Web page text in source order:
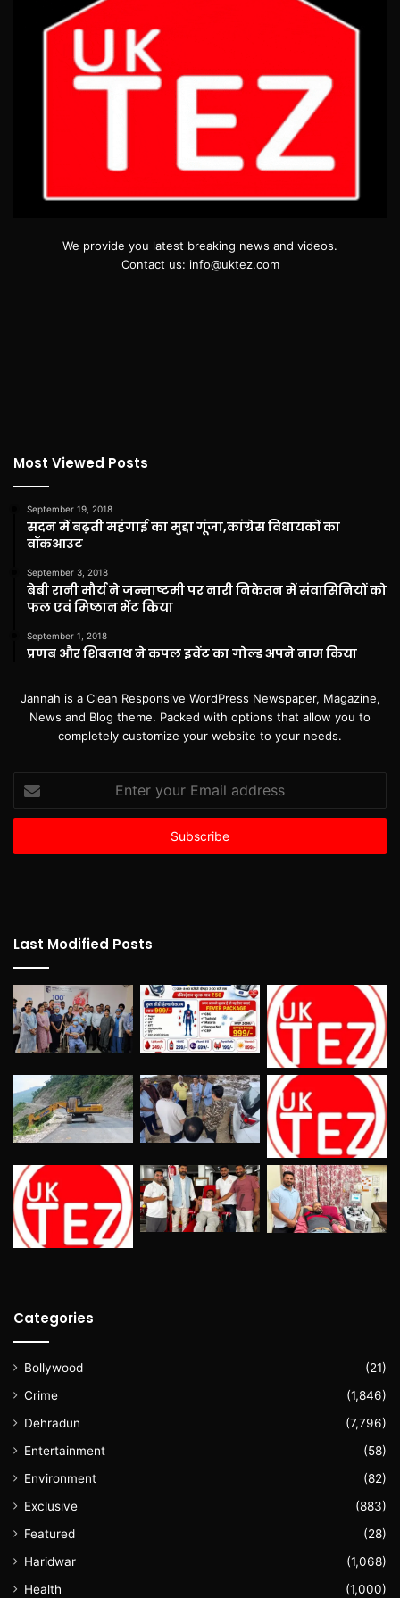
We provide you latest breaking news and videos.
Contact us: info@uktez.com
Most Viewed Posts
September 19, 2018
सदन में बढ़ती महंगाई का मुद्दा गूंजा,कांग्रेस विधायकों का
वॉकआउट
September 3, 2018
बेबी रानी मौर्य ने जन्माष्टमी पर नारी निकेतन में संवासिनियों को
फल एवं मिष्ठान भेंट किया
September 1, 2018
प्रणब और शिबनाथ ने कपल इवेंट का गोल्ड अपने नाम किया
Jannah is a Clean Responsive WordPress Newspaper, Magazine,
News and Blog theme. Packed with options that allow you to
completely customize your website to your needs.
Enter
your
Email
Last Modified Posts
Categories
Bollywood
(21)
Crime
(1,846)
Dehradun
(7,796)
Entertainment
(58)
Environment
(82)
Exclusive
(883)
Featured
(28)
Haridwar
(1,068)
Health
(1,000)